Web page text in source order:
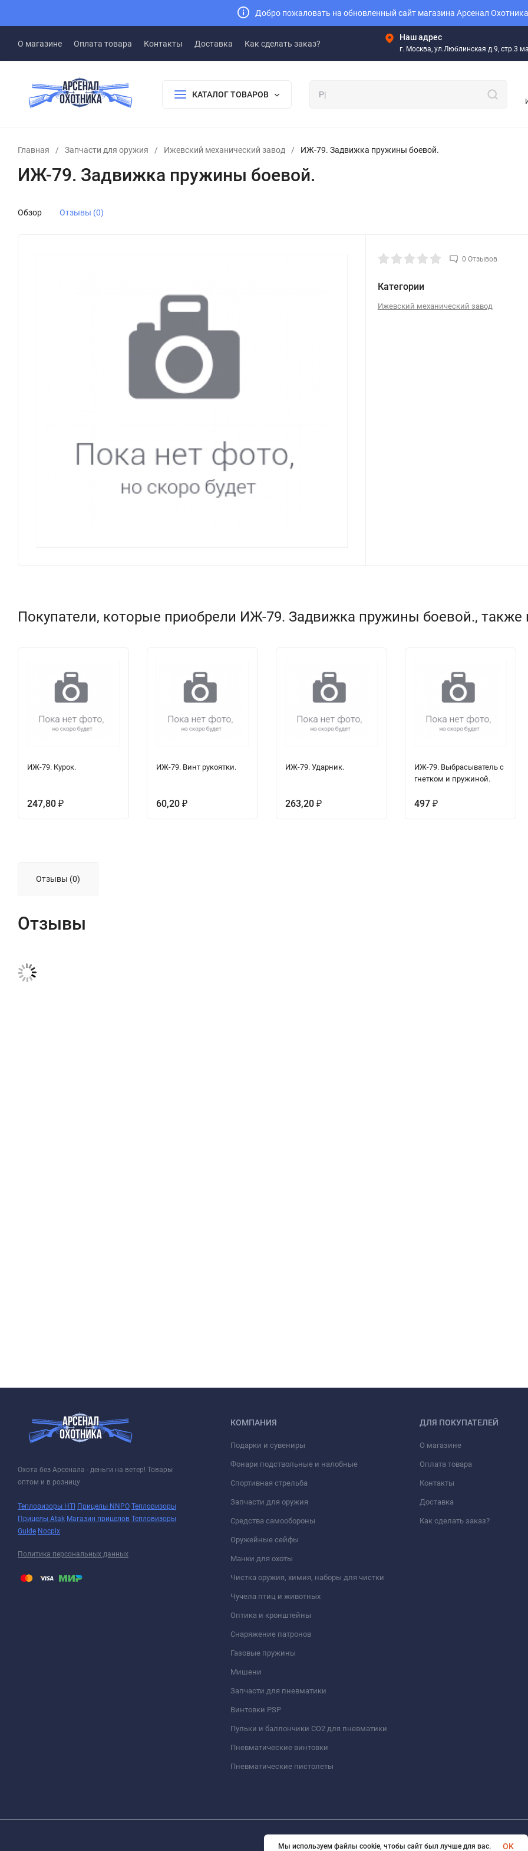
Добро пожаловать на обновленный сайт магазина Арсенал
О магазине Оплата товара Контакты Доставка Как сделать заказ?
Наш адрес
г. Москва, ул.Люблинская д.9, стр.3
КАТАЛОГ ТОВАРОВ
Главная / Запчасти для оружия / Ижевский механический завод / ИЖ-79. Задвижка пружины боевой.
ИЖ-79. Задвижка пружины боевой.
Обзор Отзывы (0)
0 Отзывов
Категории
Ижевский механический завод
Покупатели, которые приобрели ИЖ-79. Задвижка пружины боевой., также
ИЖ-79. Курок.
247,80 ₽
ИЖ-79. Винт рукоятки.
60,20 ₽
ИЖ-79. Ударник.
263,20 ₽
ИЖ-79. Выбрасыватель с
гнетком и пружиной.
497 ₽
Отзывы (0)
Отзывы
Охота без Арсенала - деньги на ветер! Товары
оптом и в розницу
Тепловизоры HTI Прицелы NNPO Тепловизоры
Прицелы Atak Магазин прицелов Тепловизоры
Guide Nocpix
Политика персональных данных
КОМПАНИЯ
Подарки и сувениры
Фонари подствольные и налобные
Спортивная стрельба
Запчасти для оружия
Средства самообороны
Оружейные сейфы
Манки для охоты
Чистка оружия, химия, наборы для чистки
Чучела птиц и животных
Оптика и кронштейны
Снаряжение патронов
Газовые пружины
Мишени
Запчасти для пневматики
Винтовки PSP
Пульки и баллончики СО2 для пневматики
Пневматические винтовки
Пневматические пистолеты
ДЛЯ ПОКУПАТЕЛЕЙ
О магазине
Оплата товара
Контакты
Доставка
Как сделать заказ?
Тепловизоры Pulsar © 2026 Арсенал Охотника ру. Все права защищены
Мы используем файлы cookie, чтобы сайт был лучше для вас. OK